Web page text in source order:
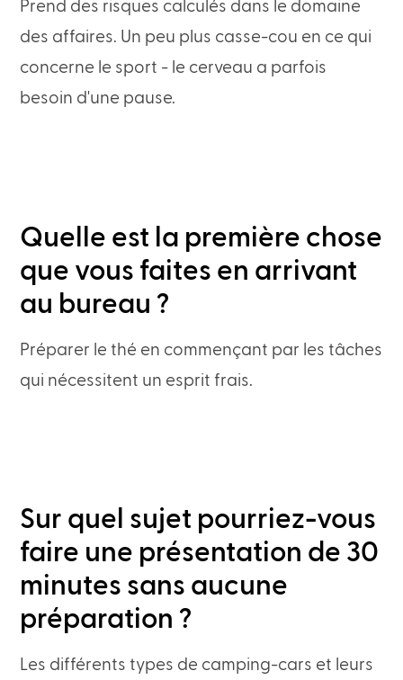
Prend des risques calculés dans le domaine
des affaires. Un peu plus casse-cou en ce qui
concerne le sport - le cerveau a parfois
besoin d'une pause.
Quelle est la première chose
que vous faites en arrivant
au bureau ?
Préparer le thé en commençant par les tâches
qui nécessitent un esprit frais.
Sur quel sujet pourriez-vous
faire une présentation de 30
minutes sans aucune
préparation ?
Les différents types de camping-cars et leurs